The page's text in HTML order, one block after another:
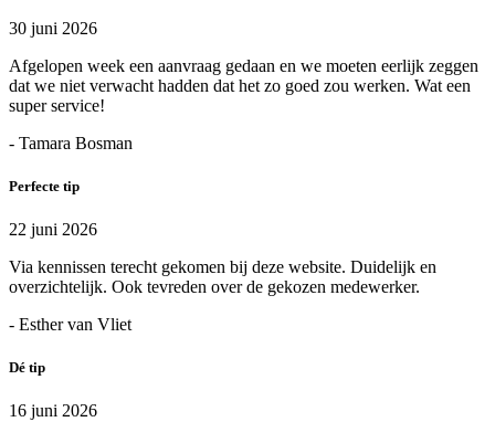
30 juni 2026
Afgelopen week een aanvraag gedaan en we moeten eerlijk zeggen
dat we niet verwacht hadden dat het zo goed zou werken. Wat een
super service!
- Tamara Bosman
Perfecte tip
22 juni 2026
Via kennissen terecht gekomen bij deze website. Duidelijk en
overzichtelijk. Ook tevreden over de gekozen medewerker.
- Esther van Vliet
Dé tip
16 juni 2026